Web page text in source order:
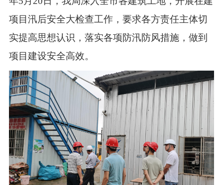
项目汛后安全大检查工作，要求各方责任主体切
实提高思想认识，落实各项防汛防风措施，做到
项目建设安全高效。